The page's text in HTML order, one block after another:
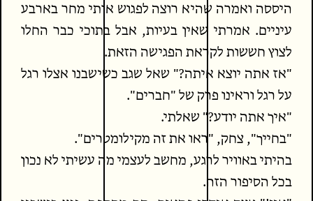
היססה ואמרה שהיא רוצה לפגוש אותי מחר בארבע
עיניים. אמרתי שאין בעיות, אבל בתוכי כבר החלו
לצוץ חששות לקראת הפגישה הזאת.
"אז אתה יוצא איתה?" שאל שגב כשישבנו אצלו רגל
על רגל וראינו פרק של "חברים".
"איך אתה יודע?" שאלתי.
"בחייך", צחק, "ראו את זה מקילומטרים".
בהיתי באוויר לרגע, מחשב לעצמי מה עשיתי לא נכון
בכל הסיפור הזה.